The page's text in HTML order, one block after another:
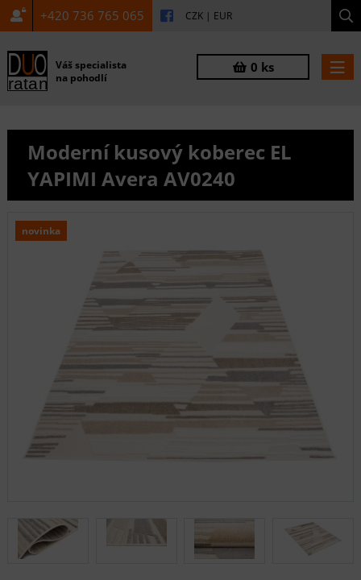
+420 736 765 065 CZK | EUR
Váš specialista
na pohodlí
0 ks
Moderní kusový koberec EL
YAPIMI Avera AV0240
novinka